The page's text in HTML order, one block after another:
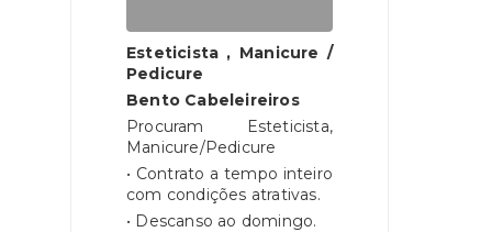
Esteticista , Manicure /
Pedicure
Bento Cabeleireiros
Procuram Esteticista,
Manicure/Pedicure
• Contrato a tempo inteiro
com condições atrativas.
• Descanso ao domingo.